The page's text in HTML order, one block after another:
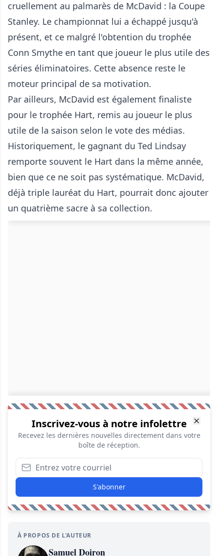
cruellement au palmarès de McDavid : la Coupe
Stanley. Le championnat lui a échappé jusqu'à
présent, et ce malgré l'obtention du trophée
Conn Smythe en tant que joueur le plus utile des
séries éliminatoires. Cette absence reste le
moteur principal de sa motivation.
Par ailleurs, McDavid est également finaliste
pour le trophée Hart, remis au joueur le plus
utile de la saison selon le vote des médias.
Historiquement, le gagnant du Ted Lindsay
remporte souvent le Hart dans la même année,
bien que ce ne soit pas systématique. McDavid,
déjà triple lauréat du Hart, pourrait donc ajouter
un quatrième sacre à sa collection.
Inscrivez-vous à notre infolettre
Recevez les dernières nouvelles directement dans votre
boîte de réception.
S'abonner
À PROPOS DE L'AUTEUR
Samuel Doiron